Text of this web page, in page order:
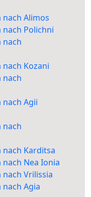
Alimos
Polichni
nach
Kozani
nach
Agii
nach
Karditsa
Nea Ionia
Vrilissia
Agia